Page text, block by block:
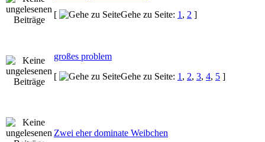
[
Gehe zu Seite: 1 , 2 ]
großes problem
[
Gehe zu Seite: 1 , 2, 3, 4, 5 ]
Zwei eher dominate Weibchen